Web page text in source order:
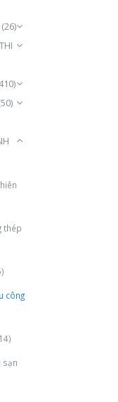
(26)
thép
công
sạn